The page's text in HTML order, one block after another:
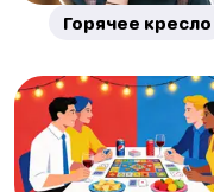
Горячее кресло